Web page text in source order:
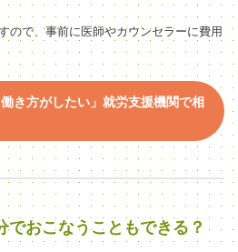
ので、事前に医師やカウンセラーに費用
き方がしたい」就労支援機関で相
でおこなうこともできる？